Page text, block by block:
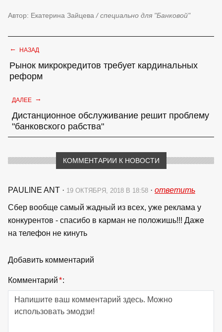
Автор: Екатерина Зайцева / специально для "Банковой"
← НАЗАД
Рынок микрокредитов требует кардинальных
реформ
ДАЛЕЕ →
Дистанционное обслуживание решит проблему
"банковского рабства"
КОММЕНТАРИИ К НОВОСТИ
PAULINE ANT · 19 ОКТЯБРЯ, 2018 В 18:58 · ответить
Сбер вообще самый жадный из всех, уже реклама у
конкурентов - спасибо в карман не положишь!!! Даже
на телефон не кинуть
Добавить комментарий
Комментарий*: